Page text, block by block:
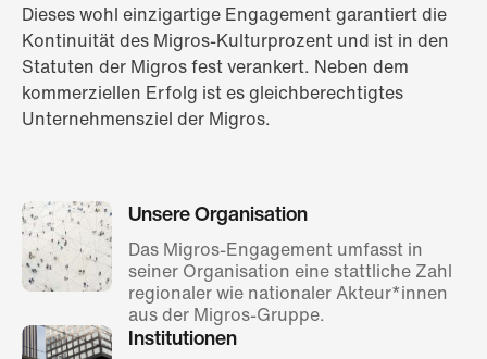
Dieses wohl einzigartige Engagement garantiert die
Kontinuität des Migros-Kulturprozent und ist in den
Statuten der Migros fest verankert. Neben dem
kommerziellen Erfolg ist es gleichberechtigtes
Unternehmensziel der Migros.
Unsere Organisation
Das Migros-Engagement umfasst in
seiner Organisation eine stattliche Zahl
regionaler wie nationaler Akteur*innen
aus der Migros-Gruppe.
Institutionen